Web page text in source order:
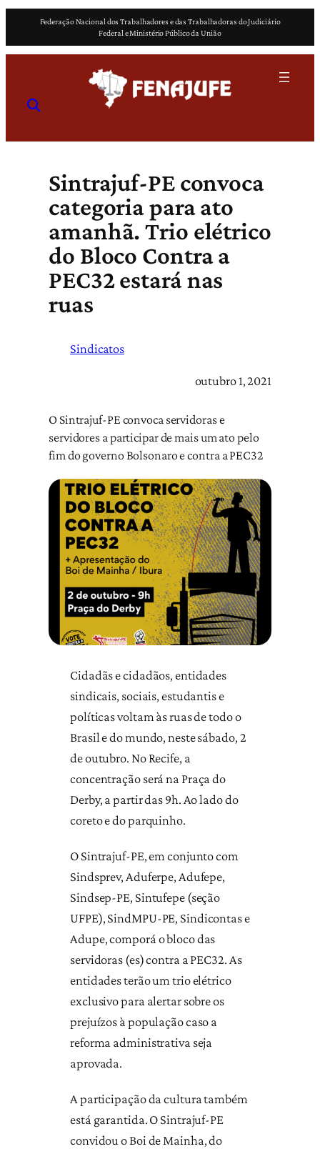
o
Federação Nacional dos Trabalhadores e das Trabalhadoras do Judiciário
Federal e Ministério Público da União
Sintrajuf-PE convoca
categoria para ato
amanhã. Trio elétrico
do Bloco Contra a
PEC32 estará nas
ruas
Sindicatos
outubro 1, 2021
O Sintrajuf-PE convoca servidoras e
servidores a participar de mais um ato pelo
fim do governo Bolsonaro e contra a PEC32
Cidadãs e cidadãos, entidades
sindicais, sociais, estudantis e
políticas voltam às ruas de todo o
Brasil e do mundo, neste sábado, 2
de outubro. No Recife, a
concentração será na Praça do
Derby, a partir das 9h. Ao lado do
coreto e do parquinho.
O Sintrajuf-PE, em conjunto com
Sindsprev, Aduferpe, Adufepe,
Sindsep-PE, Sintufepe (seção
UFPE), SindMPU-PE, Sindicontas e
Adupe, comporá o bloco das
servidoras (es) contra a PEC32. As
entidades terão um trio elétrico
exclusivo para alertar sobre os
prejuízos à população caso a
reforma administrativa seja
aprovada.
A participação da cultura também
está garantida. O Sintrajuf-PE
convidou o Boi de Mainha, do